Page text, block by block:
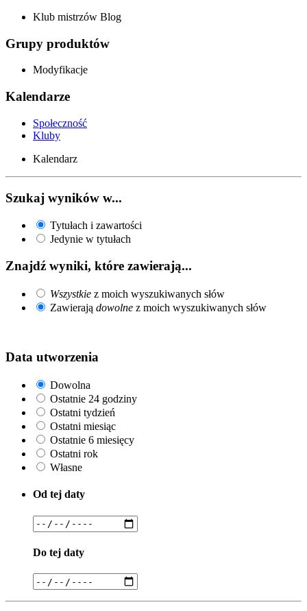
Klub mistrzów Blog
Grupy produktów
Modyfikacje
Kalendarze
Społeczność
Kluby
Kalendarz
Szukaj wyników w...
Tytułach i zawartości
Jedynie w tytułach
Znajdź wyniki, które zawierają...
Wszystkie z moich wyszukiwanych słów
Zawierają dowolne z moich wyszukiwanych słów
Data utworzenia
Dowolna
Ostatnie 24 godziny
Ostatni tydzień
Ostatni miesiąc
Ostatnie 6 miesięcy
Ostatni rok
Własne
Od tej daty
Do tej daty